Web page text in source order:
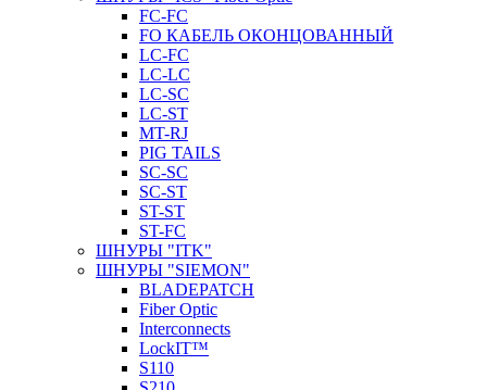
FC-FC
FO КАБЕЛЬ ОКОНЦОВАННЫЙ
LC-FC
LC-LC
LC-SC
LС-ST
MT-RJ
PIG TAILS
SC-SC
SC-ST
ST-ST
ST-FC
ШНУРЫ "ITK"
ШНУРЫ "SIEMON"
BLADEPATCH
Fiber Optic
Interconnects
LockIT™
S110